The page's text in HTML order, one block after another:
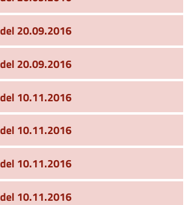
20.09.2016
20.09.2016
10.11.2016
10.11.2016
10.11.2016
10.11.2016